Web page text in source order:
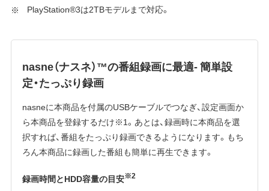
PlayStation®3は2TBモデルまで対応。
nasne（ナスネ）™の番組録画に最適- 簡単設
定・たっぷり録画
nasneに本商品を付属のUSBケーブルでつなぎ、設定画面か
ら本商品を登録するだけ※1。あとは、録画時に本商品を選
択すれば、番組をたっぷり録画できるようになります。もち
ろん本商品に録画した番組も簡単に再生できます。
録画時間とHDD容量の目安※2